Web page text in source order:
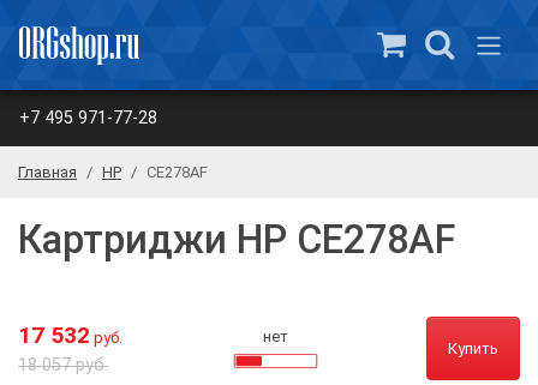
+7 495 971-77-28
Главная HP CE278AF
Картриджи HP CE278AF
17 532 руб.
18 057 руб.
нет
Купить